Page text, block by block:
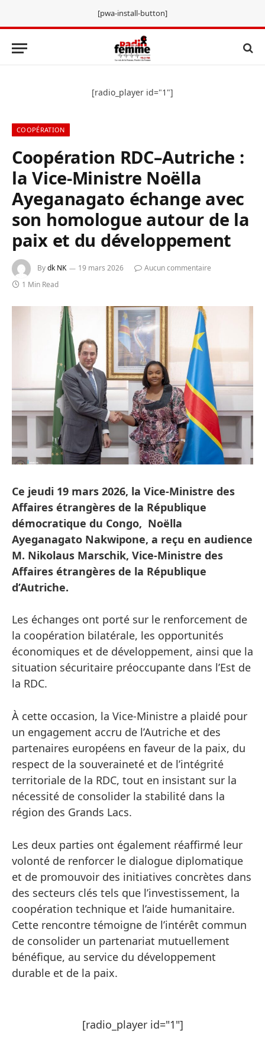
[pwa-install-button]
[radio_player id="1"]
COOPÉRATION
Coopération RDC–Autriche :
la Vice-Ministre Noëlla
Ayeganagato échange avec
son homologue autour de la
paix et du développement
Bydk NK 19 mars 2026
Aucun commentaire
1 Min Read
Ce jeudi 19 mars 2026, la Vice-Ministre des
Affaires étrangères de la République
démocratique du Congo, Noëlla
Ayeganagato Nakwipone, a reçu en audience
M. Nikolaus Marschik, Vice-Ministre des
Affaires étrangères de la République
d’Autriche.
Les échanges ont porté sur le renforcement de
la coopération bilatérale, les opportunités
économiques et de développement, ainsi que la
situation sécuritaire préoccupante dans l’Est de
la RDC.
À cette occasion, la Vice-Ministre a plaidé pour
un engagement accru de l’Autriche et des
partenaires européens en faveur de la paix, du
respect de la souveraineté et de l’intégrité
territoriale de la RDC, tout en insistant sur la
nécessité de consolider la stabilité dans la
région des Grands Lacs.
Les deux parties ont également réaffirmé leur
volonté de renforcer le dialogue diplomatique
et de promouvoir des initiatives concrètes dans
des secteurs clés tels que l’investissement, la
coopération technique et l’aide humanitaire.
Cette rencontre témoigne de l’intérêt commun
de consolider un partenariat mutuellement
bénéfique, au service du développement
durable et de la paix.
[radio_player id="1"]